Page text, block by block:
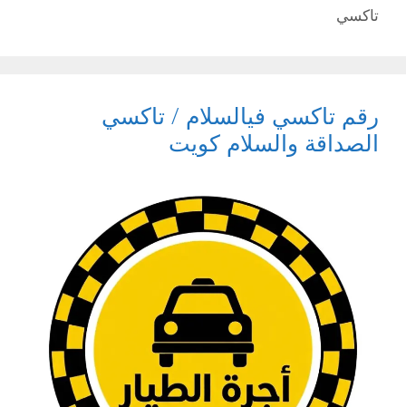
تاكسي
رقم تاكسي فيالسلام / تاكسي
الصداقة والسلام كويت